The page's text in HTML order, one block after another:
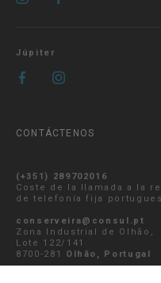
Júpiter
CONTÁCTENOS
(+351) 289702016
Coste de la llamada a la
de telefonía fija
conserveira@consul.pt
Zona Industrial de Olhão,
Lote 122/141
8700-281 Olhão, Portugal